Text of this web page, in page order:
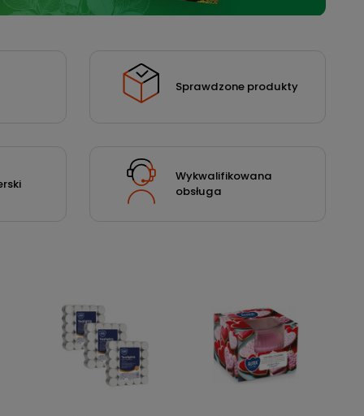
Sprawdzone produkty
Wykwalifikowana
obsługa